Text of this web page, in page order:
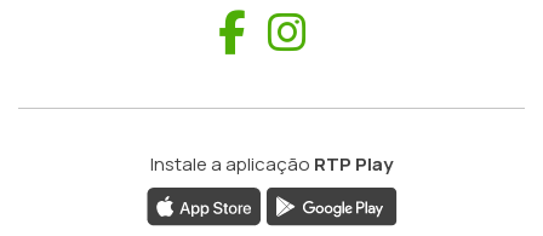
Facebook
Instale a aplicação RTP Play